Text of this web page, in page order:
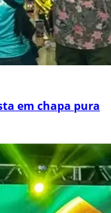
em chapa pura